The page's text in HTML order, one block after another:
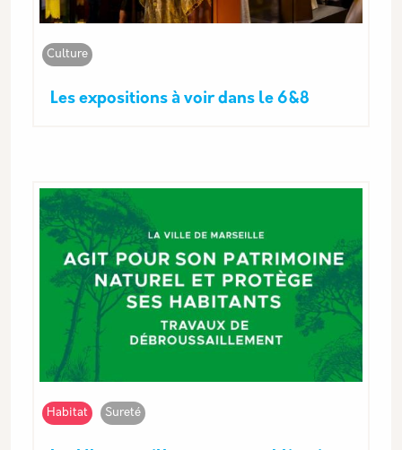
Culture
Les expositions à voir dans le 6&8
Habitat Sureté